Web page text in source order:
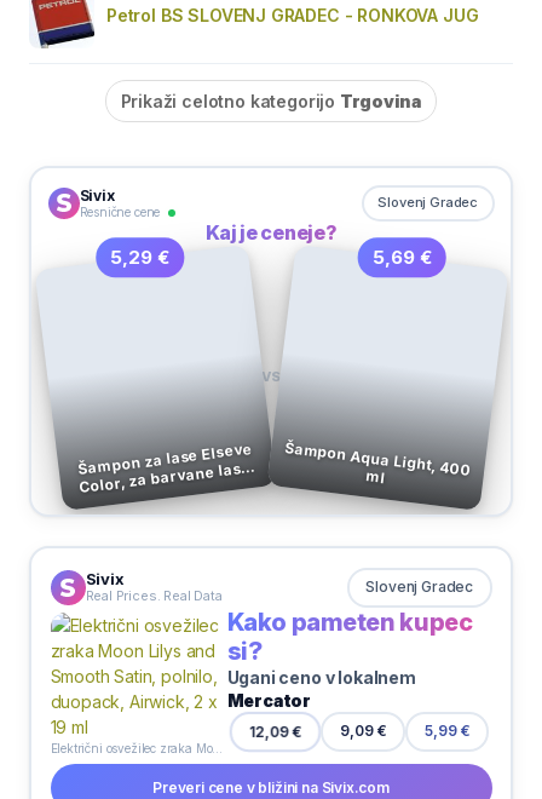
Petrol BS SLOVENJ GRADEC - RONKOVA JUG
Prikaži celotno kategorijo Trgovina
Sivix
Resnične cene
Slovenj Gradec
Kaj je ceneje?
5,29 €
Šampon za lase Elseve
Color, za barvane lase,
Loreal, 250 ml
VS
5,69 €
Šampon Aqua Light, 400
ml
Sivix
Real Prices. Real Data Slovenj Gradec
Električni osvežilec zraka Moon Lilys and Smooth Satin, polnilo, duopack, Airwick, 2 x 19 ml
Kako pameten kupec
si?
Ugani ceno v lokalnem
Mercator
12,09 € 9,09 € 5,99 €
Preveri cene v bližini na Sivix.com